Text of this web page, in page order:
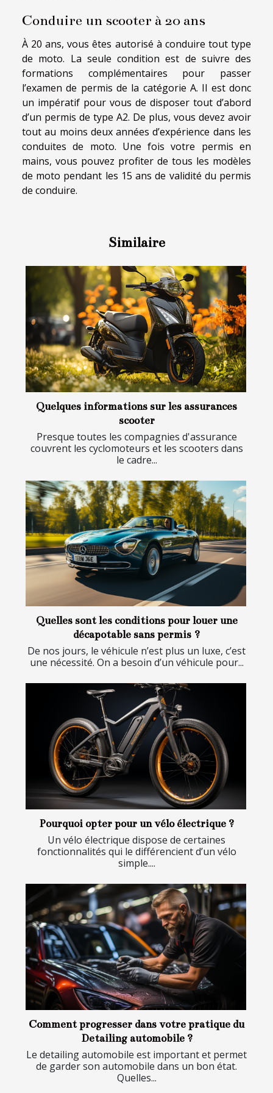
Conduire un scooter à 20 ans
À 20 ans, vous êtes autorisé à conduire tout type
de moto. La seule condition est de suivre des
formations complémentaires pour passer
l’examen de permis de la catégorie A. Il est donc
un impératif pour vous de disposer tout d’abord
d’un permis de type A2. De plus, vous devez avoir
tout au moins deux années d’expérience dans les
conduites de moto. Une fois votre permis en
mains, vous pouvez profiter de tous les modèles
de moto pendant les 15 ans de validité du permis
de conduire.
Similaire
Quelques informations sur les assurances
scooter
Presque toutes les compagnies d'assurance
couvrent les cyclomoteurs et les scooters dans
le cadre...
Quelles sont les conditions pour louer une
décapotable sans permis ?
De nos jours, le véhicule n’est plus un luxe, c’est
une nécessité. On a besoin d’un véhicule pour...
Pourquoi opter pour un vélo électrique ?
Un vélo électrique dispose de certaines
fonctionnalités qui le différencient d’un vélo
simple....
Comment progresser dans votre pratique du
Detailing automobile ?
Le detailing automobile est important et permet
de garder son automobile dans un bon état.
Quelles...